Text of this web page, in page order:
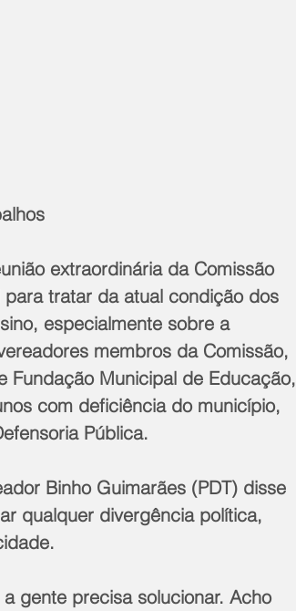
extraordinária da Comissão
tratar da atual condição dos
especialmente sobre a
membros da Comissão,
Fundação Municipal de Educação,
com deficiência do município,
Pública.
Binho Guimarães (PDT) disse
qualquer divergência política,
gente precisa solucionar. Acho